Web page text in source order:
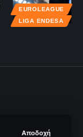
Αποδοχή
EUROLEAGUE
LIGA ENDESA